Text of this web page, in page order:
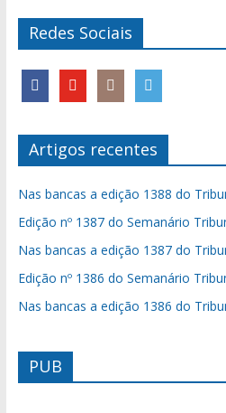
Redes Sociais
Artigos recentes
Nas bancas a edição 1388 do
Edição nº 1387 do Semanário
Nas bancas a edição 1387 do
Edição nº 1386 do Semanário
Nas bancas a edição 1386 do
PUB